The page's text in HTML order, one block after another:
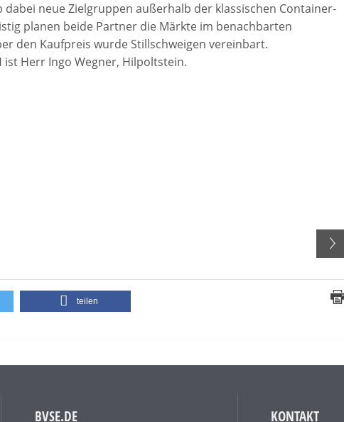
neue Zielgruppen außerhalb der klassischen Container-
planen beide Partner die Märkte im benachbarten
den Kaufpreis wurde Stillschweigen vereinbart.
Herr Ingo Wegner, Hilpoltstein.
teilen
BVSE.DE KONTAKT